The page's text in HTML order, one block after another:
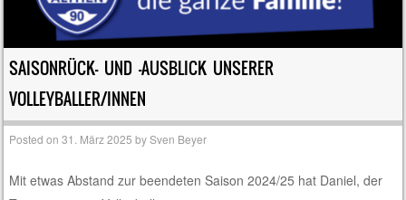
SAISONRÜCK- UND -AUSBLICK UNSERER
VOLLEYBALLER/INNEN
Posted on31. März 2025 bySven Beyer
Mit etwas Abstand zur beendeten Saison 2024/25 hat Daniel, der